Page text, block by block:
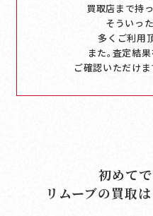
買取店まで持
そういっ
多くご利用
また｡査定結
ご確認いただけ
初めて
リムーブの買取